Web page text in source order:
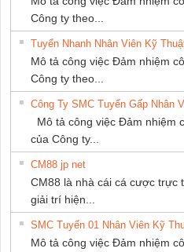
Công ty theo...
Tuyển Nhanh Nhân Viên Kỹ
Mô tả công việc Đảm nhiệm
Công ty theo...
Công Ty SMC Tuyển Gấp Nhân
Mô tả công việc Đảm nhiệm
của Công ty...
CM88 jp net
CM88 là nhà cái cá cược trực
giải trí hiện...
SMC Tuyển 01 Nhân Viên Kỹ
Mô tả công việc Đảm nhiệm